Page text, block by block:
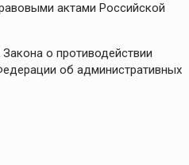
актами Российской
о противодействии
об административных